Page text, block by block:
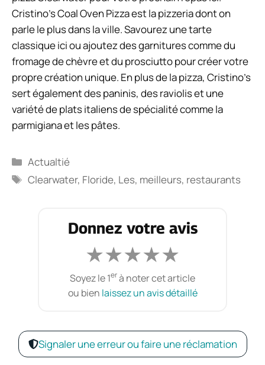
Cristino’s Coal Oven Pizza est la pizzeria dont on
parle le plus dans la ville. Savourez une tarte
classique ici ou ajoutez des garnitures comme du
fromage de chèvre et du prosciutto pour créer votre
propre création unique. En plus de la pizza, Cristino’s
sert également des paninis, des raviolis et une
variété de plats italiens de spécialité comme la
parmigiana et les pâtes.
Catégories
Actualtié
Étiquettes
Clearwater, Floride, Les, meilleurs, restaurants
Donnez votre avis
★★★★★
Soyez le 1erà noter cet article
ou bien laissez un avis détaillé
Signaler une erreur ou faire une réclamation